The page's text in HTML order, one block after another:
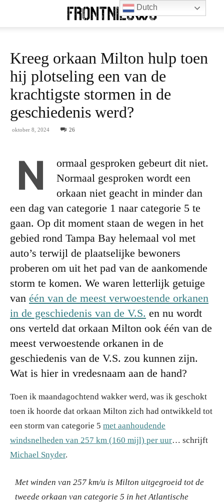
Kreeg orkaan Milton hulp toen
hij plotseling een van de
krachtigste stormen in de
geschiedenis werd?
oktober 8, 2024 26
N
ormaal gesproken gebeurt dit niet.
Normaal gesproken wordt een
orkaan niet geacht in minder dan
een dag van categorie 1 naar categorie 5 te
gaan. Op dit moment staan de wegen in het
gebied rond Tampa Bay helemaal vol met
auto’s terwijl de plaatselijke bewoners
proberen om uit het pad van de aankomende
storm te komen. We waren letterlijk getuige
van één van de meest verwoestende orkanen
in de geschiedenis van de V.S. en nu wordt
ons verteld dat orkaan Milton ook één van de
meest verwoestende orkanen in de
geschiedenis van de V.S. zou kunnen zijn.
Wat is hier in vredesnaam aan de hand?
Toen ik maandagochtend wakker werd, was ik geschokt
toen ik hoorde dat orkaan Milton zich had ontwikkeld tot
een storm van categorie 5 met aanhoudende
windsnelheden van 257 km (160 mijl) per uur… schrijft
Michael Snyder.
Met winden van 257 km/u is Milton uitgegroeid tot de
tweede orkaan van categorie 5 in het Atlantische
Dutch